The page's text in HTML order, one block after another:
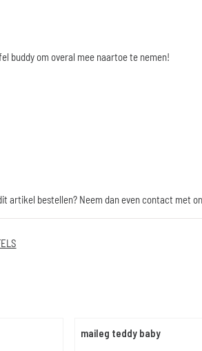
buddy om overal mee naartoe te nemen!
artikel bestellen? Neem dan even contact met
maileg teddy baby